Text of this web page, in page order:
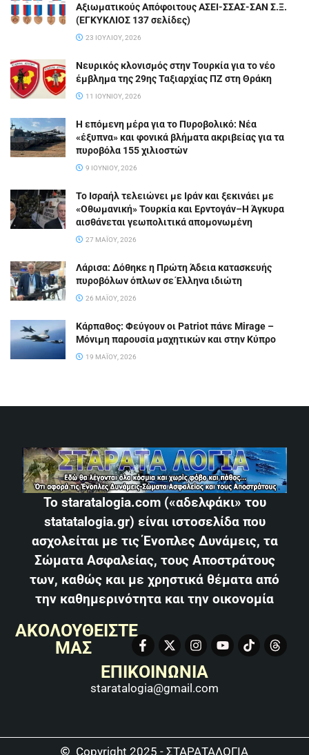
Αξιωματικούς Απόφοιτους ΑΣΕΙ-ΣΣΑΣ-ΣΑΝ Σ.Ξ.
(ΕΓΚΥΚΛΙΟΣ 137 σελίδες)
23 ΙΟΥΛΊΟΥ, 2026
Νευρικός κλονισμός στην Τουρκία για το νέο
έμβλημα της 29ης Ταξιαρχίας ΠΖ στη Θράκη
11 ΙΟΥΝΊΟΥ, 2026
Η επόμενη μέρα για το Πυροβολικό: Νέα
«έξυπνα» και φονικά βλήματα ακριβείας για τα
πυροβόλα 155 χιλιοστών
9 ΙΟΥΝΊΟΥ, 2026
Το Ισραήλ τελειώνει με Ιράν και ξεκινάει με
«Οθωμανική» Τουρκία και Ερντογάν–Η Άγκυρα
αισθάνεται γεωπολιτικά απομονωμένη
27 ΜΑΪ́ΟΥ, 2026
Λάρισα: Δόθηκε η Πρώτη Άδεια κατασκευής
πυροβόλων όπλων σε Έλληνα ιδιώτη
26 ΜΑΪ́ΟΥ, 2026
Κάρπαθος: Φεύγουν οι Patriot πάνε Mirage –
Μόνιμη παρουσία μαχητικών και στην Κύπρο
19 ΜΑΪ́ΟΥ, 2026
Το staratalogia.com («αδελφάκι» του
statatalogia.gr) είναι ιστοσελίδα που
ασχολείται με τις Ένοπλες Δυνάμεις, τα
Σώματα Ασφαλείας, τους Αποστράτους
των, καθώς και με χρηστικά θέματα από
την καθημερινότητα και την οικονομία
ΑΚΟΛΟΥΘΕΙΣΤΕ
ΜΑΣ
ΕΠΙΚΟΙΝΩΝΙΑ
staratalogia@gmail.com
Copyright 2025 - ΣΤΑΡΑΤΑΛΟΓΙΑ